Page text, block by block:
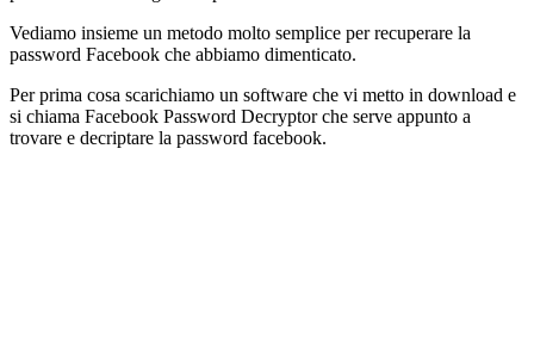
Vediamo insieme un metodo molto semplice per recuperare la
password Facebook che abbiamo dimenticato.
Per prima cosa scarichiamo un software che vi metto in download e
si chiama Facebook Password Decryptor che serve appunto a
trovare e decriptare la password facebook.